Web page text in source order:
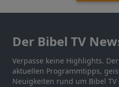
Der Bibel TV
Verpasse keine Highlights.
aktuellen Programmtipps,
Neuigkeiten rund um Bibel